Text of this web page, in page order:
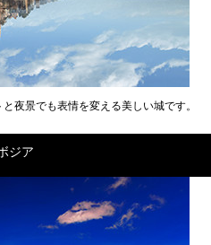
夜景でも表情を変える美しい城です。
ジア